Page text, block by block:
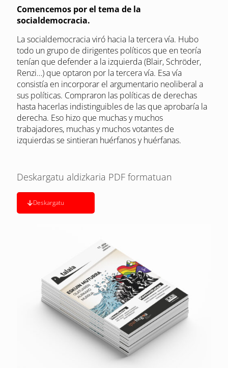
Comencemos por el tema de la
socialdemocracia.
La socialdemocracia viró hacia la tercera vía. Hubo
todo un grupo de dirigentes políticos que en teoría
tenían que defender a la izquierda (Blair, Schröder,
Renzi…) que optaron por la tercera vía. Esa vía
consistía en incorporar el argumentario neoliberal a
sus políticas. Compraron las políticas de derechas
hasta hacerlas indistinguibles de las que aprobaría la
derecha. Eso hizo que muchas y muchos
trabajadores, muchas y muchos votantes de
izquierdas se sintieran huérfanos y huérfanas.
Deskargatu aldizkaria PDF formatuan
Deskargatu